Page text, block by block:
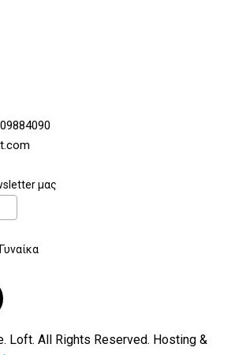
μας
Γυναίκα
Loft. All Rights Reserved. Hosting &